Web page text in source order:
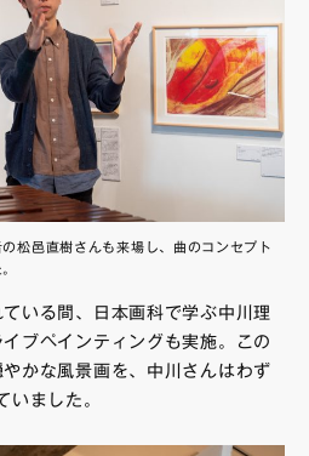
松邑直樹さんも来場し、曲のコンセプト
いる間、日本画科で学ぶ中川理
ブペインティングも実施。この
かな風景画を、中川さんはわず
いました。